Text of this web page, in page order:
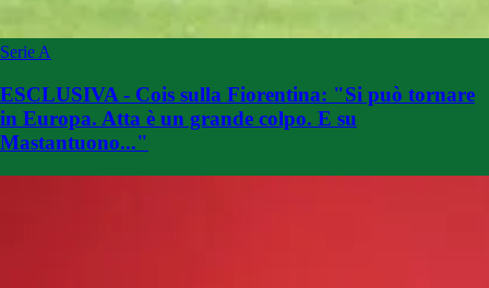
Serie A
ESCLUSIVA - Cois sulla Fiorentina: "Si può tornare
in Europa. Atta è un grande colpo. E su
Mastantuono..."